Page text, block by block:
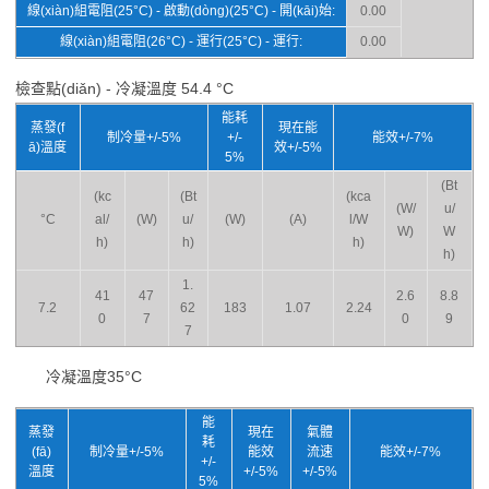
線(xiàn)組電阻(25°C) - 啟動(dòng)(25°C) - 開(kāi)始:
0.00
線(xiàn)組電阻(26°C) - 運行(25°C) - 運行:
0.00
檢查點(diǎn) - 冷凝溫度 54.4 °C
蒸發(f
ā)溫度
制冷量+/-5%
能耗
+/-
5%
現在能
效+/-5%
能效+/-7%
°C
(kc
al/
h)
(W)
(Bt
u/
h)
(W) (A)
(kca
l/W
h)
(W/
W)
(Bt
u/
W
h)
7.2
41
0
47
7
1.
62
7
183 1.07 2.24
2.6
0
8.8
9
冷凝溫度35°C
蒸發
(fā)
溫度
制冷量+/-5%
能
耗
+/-
5%
現在
能效
+/-5%
氣體
流速
+/-5%
能效+/-7%